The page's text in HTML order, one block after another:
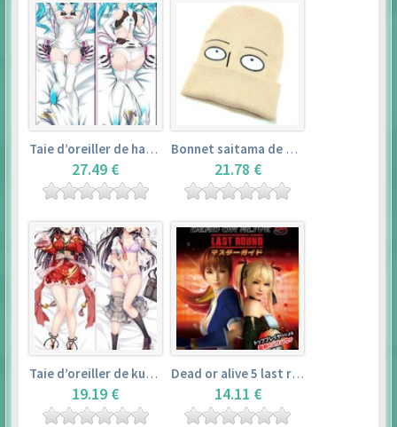
Taie d’oreiller de hatsune miku (150cm×50cm) – vocaloid
27.49 €
Bonnet saitama de one punch man
21.78 €
Taie d’oreiller de kurosawa dia (160x50cm) – love live! sunshine!!
19.19 €
Dead or alive 5 last round master guide
14.11 €